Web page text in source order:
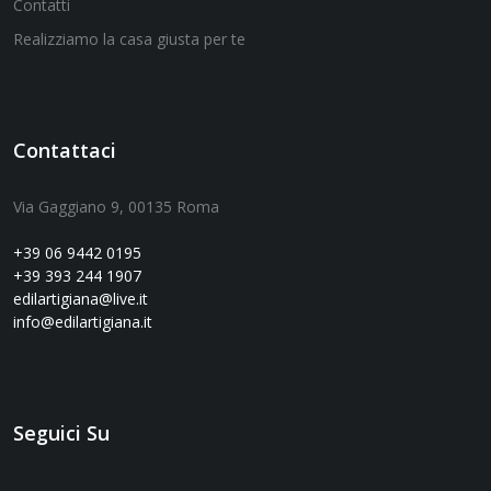
Contatti
Realizziamo la casa giusta per te
Contattaci
Via Gaggiano 9, 00135 Roma
+39 06 9442 0195
+39 393 244 1907
edilartigiana@live.it
info@edilartigiana.it
Seguici Su